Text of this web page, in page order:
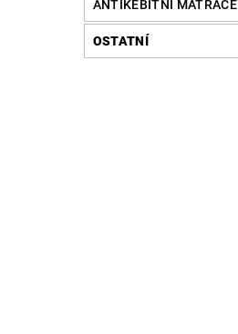
ANTIKEBITNÍ MATRACE
OSTATNÍ